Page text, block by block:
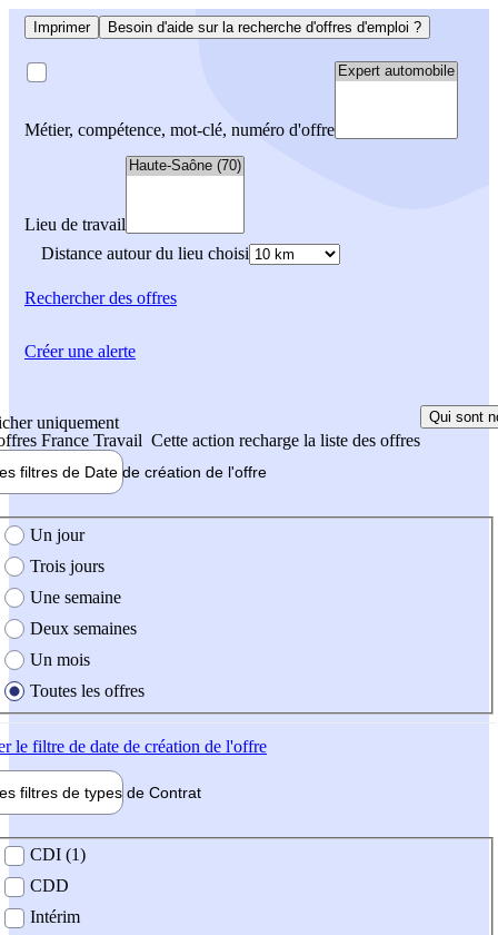
Imprimer Besoin d'aide sur la recherche d'offres d'emploi ?
Métier, compétence, mot-clé, numéro d'offre
Lieu de travail
Distance autour du lieu choisi
Rechercherdes offres
uniquement
France Travail Cette action recharge la liste des offres
Qui sont
filtres de Date de création de l'offre
création de l'offre
Un jour
Trois jours
Une semaine
Deux semaines
Un mois
Toutes les offres
le filtre de date de création de l'offre
filtres de types de Contrat
contrat
CDI (1)
CDD
Intérim
Créer une alerte